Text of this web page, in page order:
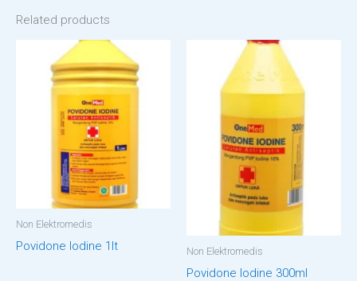
Related products
Non Elektromedis
Povidone Iodine 1lt Non Elektromedis
Povidone Iodine 300ml